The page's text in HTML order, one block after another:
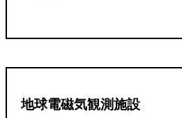
地球電磁気観測施設